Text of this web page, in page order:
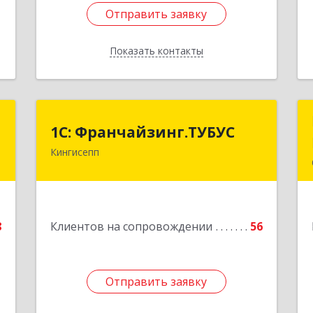
Отправить заявку
Показать контакты
Отправить заявку
Назад
1С: Франчайзинг.ТУБУС
Кингисепп
Клиентов на сопровождении 56
Отправить заявку
1С: Франчайзинг.ТУБУС
Отправить заявку